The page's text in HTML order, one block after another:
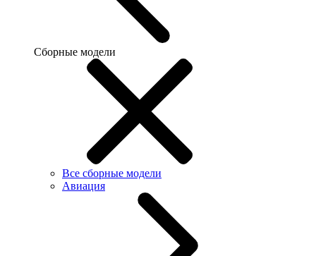
Сборные модели
Все сборные модели
Авиация